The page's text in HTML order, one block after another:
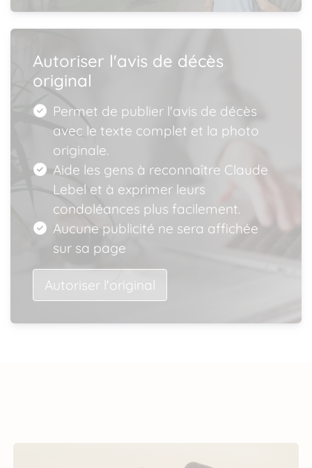
Autoriser l'avis de décès
original
Permet de publier l'avis de décès
avec le texte complet et la photo
originale.
Aide les gens à reconnaître Claude
Lebel et à exprimer leurs
condoléances plus facilement.
Aucune publicité ne sera affichée
sur sa page
Autoriser l'original